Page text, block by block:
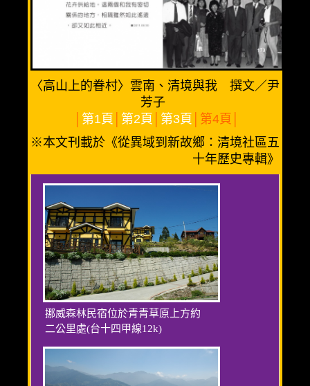
〈高山上的眷村〉雲南、清境與我 撰文／尹
芳子
第1頁 第2頁 第3頁 │第4頁│
※本文刊載於《從異域到新故鄉：清境社區五
十年歷史專輯》
挪威森林民宿位於青青草原上方約
二公里處(台十四甲線12k)